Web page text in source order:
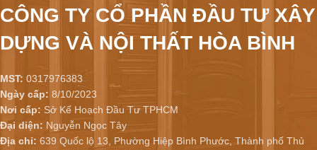
CÔNG TY CỔ PHẦN ĐẦU TƯ XÂY
DỰNG VÀ NỘI THẤT HÒA BÌNH
MST: 0317976383
Ngày cấp: 8/10/2023
Nơi cấp: Sở Kế Hoạch Đầu Tư TPHCM
Đại diện: Nguyễn Ngọc Tây
Địa chỉ: 639 Quốc lộ 13, Phường Hiệp Bình Phước, Thành phố Thủ